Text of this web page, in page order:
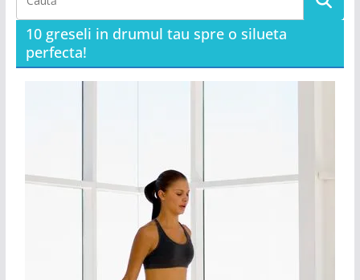
10 greseli in drumul tau spre o silueta
perfecta!